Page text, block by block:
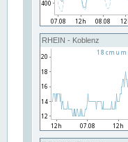
RHEIN - Koblenz